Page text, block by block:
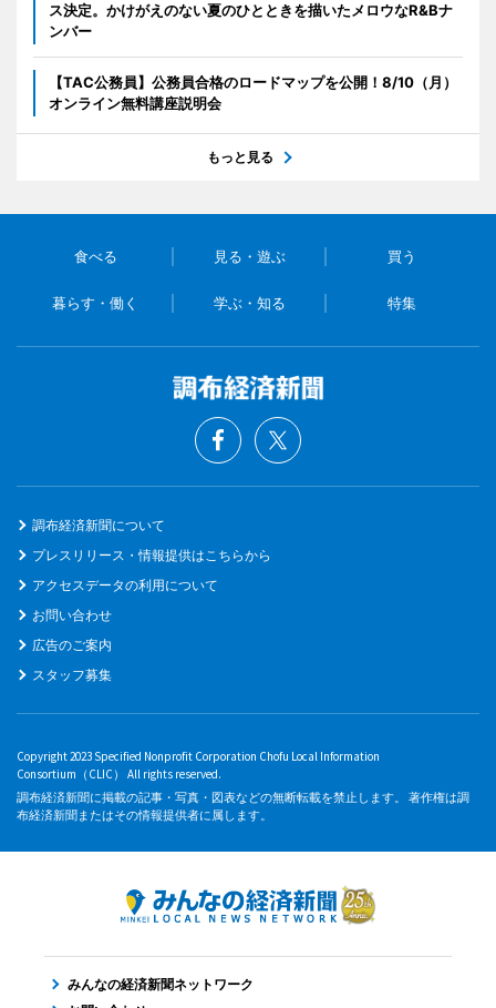
ス決定。かけがえのない夏のひとときを描いたメロウなR&Bナ
ンバー
【TAC公務員】公務員合格のロードマップを公開！8/10（月）
オンライン無料講座説明会
もっと見る
食べる 見る・遊ぶ 買う
暮らす・働く 学ぶ・知る 特集
調布経済新聞について
プレスリリース・情報提供はこちらから
アクセスデータの利用について
お問い合わせ
広告のご案内
スタッフ募集
Copyright 2023 Specified Nonprofit Corporation Chofu Local Information
Consortium（CLIC） All rights reserved.
調布経済新聞に掲載の記事・写真・図表などの無断転載を禁止します。 著作権は調
布経済新聞またはその情報提供者に属します。
みんなの経済新聞ネットワーク